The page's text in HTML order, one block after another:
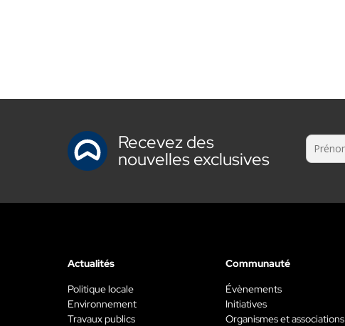
Recevez des
nouvelles exclusives
Actualités
Politique locale
Environnement
Travaux publics
Communauté
Évènements
Initiatives
Organismes et associations